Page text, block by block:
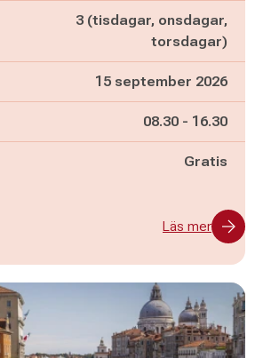
3 (tisdagar, onsdagar,
torsdagar)
15 september 2026
Pågår mellan
08.30 - och
16.30
Gratis
Läs mer